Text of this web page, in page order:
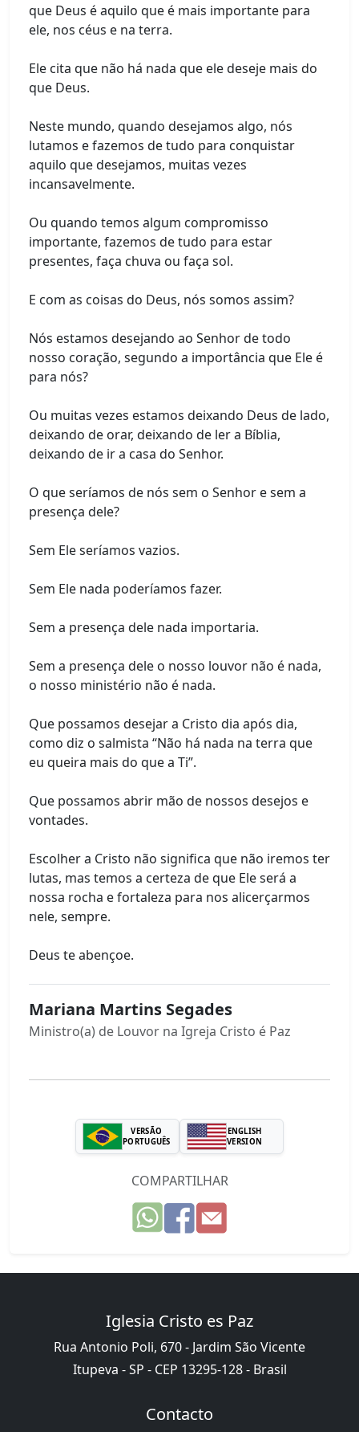
que Deus é aquilo que é mais importante para
ele, nos céus e na terra.
Ele cita que não há nada que ele deseje mais do
que Deus.
Neste mundo, quando desejamos algo, nós
lutamos e fazemos de tudo para conquistar
aquilo que desejamos, muitas vezes
incansavelmente.
Ou quando temos algum compromisso
importante, fazemos de tudo para estar
presentes, faça chuva ou faça sol.
E com as coisas do Deus, nós somos assim?
Nós estamos desejando ao Senhor de todo
nosso coração, segundo a importância que Ele é
para nós?
Ou muitas vezes estamos deixando Deus de lado,
deixando de orar, deixando de ler a Bíblia,
deixando de ir a casa do Senhor.
O que seríamos de nós sem o Senhor e sem a
presença dele?
Sem Ele seríamos vazios.
Sem Ele nada poderíamos fazer.
Sem a presença dele nada importaria.
Sem a presença dele o nosso louvor não é nada,
o nosso ministério não é nada.
Que possamos desejar a Cristo dia após dia,
como diz o salmista “Não há nada na terra que
eu queira mais do que a Ti”.
Que possamos abrir mão de nossos desejos e
vontades.
Escolher a Cristo não significa que não iremos ter
lutas, mas temos a certeza de que Ele será a
nossa rocha e fortaleza para nos alicerçarmos
nele, sempre.
Deus te abençoe.
Mariana Martins Segades
Ministro(a) de Louvor na Igreja Cristo é Paz
VERSÃO
PORTUGUÊS
ENGLISH
VERSION
COMPARTILHAR
Iglesia Cristo es Paz
Rua Antonio Poli, 670 - Jardim São Vicente
Itupeva - SP - CEP 13295-128 - Brasil
Contacto